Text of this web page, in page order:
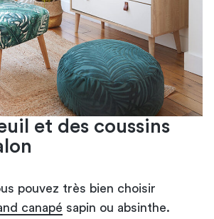
et des coussins
pouvez très bien choisir
canapé sapin ou absinthe.